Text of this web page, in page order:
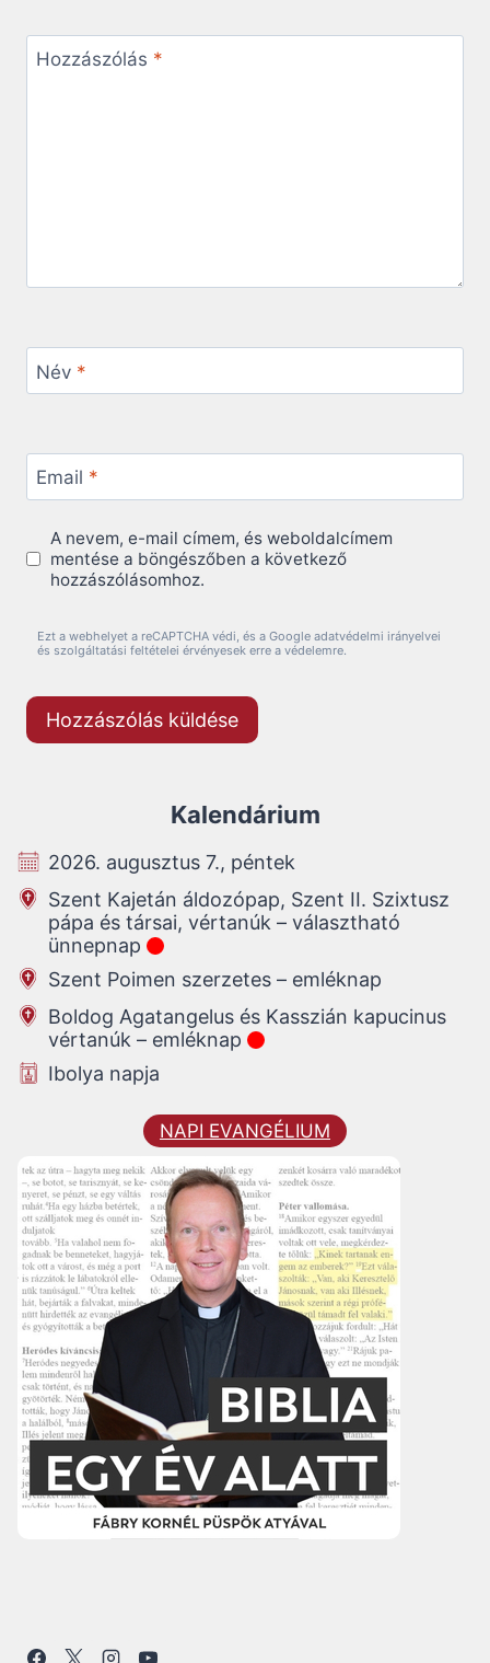
Hozzászólás *
Név *
Email *
A nevem, e-mail címem, és weboldalcímem
mentése a böngészőben a következő
hozzászólásomhoz.
Ezt a webhelyet a reCAPTCHA védi, és a Google adatvédelmi irányelvei
és szolgáltatási feltételei érvényesek erre a védelemre.
Kalendárium
2026. augusztus 7., péntek
Szent Kajetán áldozópap, Szent II. Szixtusz
pápa és társai, vértanúk – választható
ünnepnap
Szent Poimen szerzetes – emléknap
Boldog Agatangelus és Kasszián kapucinus
vértanúk – emléknap
Ibolya napja
NAPI EVANGÉLIUM